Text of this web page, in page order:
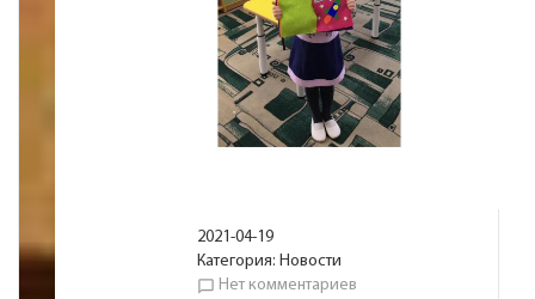
2021-04-19
Категория: Новости
chat_bubble_outline Нет комментариев